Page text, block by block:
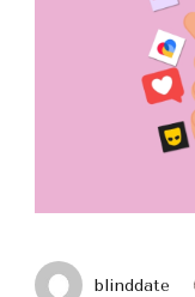
blinddate